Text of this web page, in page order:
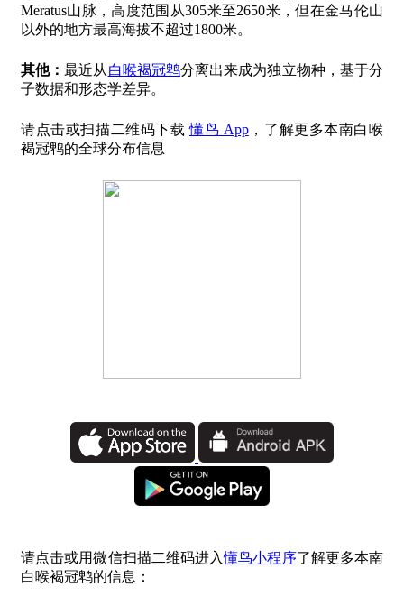
Meratus山脉，高度范围从305米至2650米，但在金马伦山
以外的地方最高海拔不超过1800米。
其他：最近从 白喉褐冠鹎分离出来成为独立物种，基于分
子数据和形态学差异。
请点击或扫描二维码下载懂鸟 App，了解更多本南白喉
褐冠鹎的全球分布信息
请点击或用微信扫描二维码进入懂鸟小程序了解更多本南
白喉褐冠鹎的信息：